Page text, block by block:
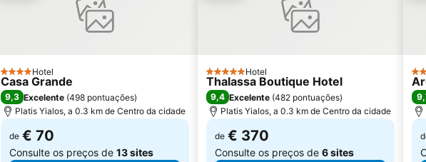
4 Estrelas
Hotel
Casa Grande
9,3 Excelente (498 pontuações)
Platis Yialos, a 0.3 km de Centro da cidade
de € 70
Consulte os preços de 13 sites
5 EstrelasHotel
Thalassa Boutique Hotel
9,4 Excelente (482 pontuações)
Platis Yialos, a 0.3 km de Centro da cidade
de € 370
Consulte os preços de 6 sites
4